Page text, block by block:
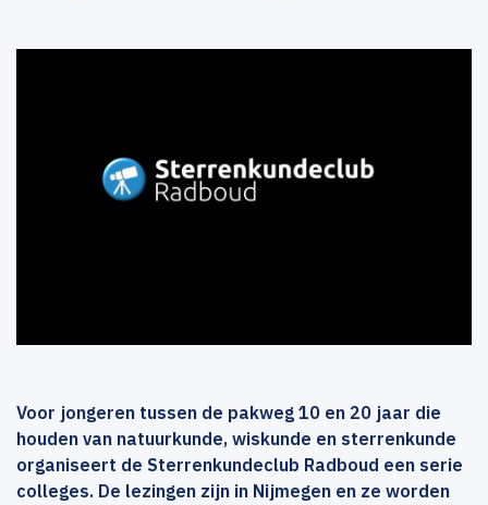
Voor jongeren tussen de pakweg 10 en 20 jaar die
houden van natuurkunde, wiskunde en sterrenkunde
organiseert de Sterrenkundeclub Radboud een serie
colleges. De lezingen zijn in Nijmegen en ze worden